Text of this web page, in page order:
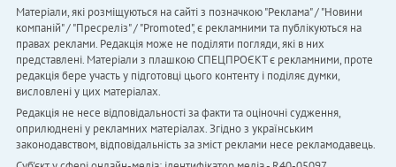
Матеріали, які розміщуються на сайті з позначкою "Реклама" / "Новини
компаній" / "Пресреліз" / "Promoted", є рекламними та публікуються на
правах реклами. Редакція може не поділяти погляди, які в них
представлені. Матеріали з плашкою СПЕЦПРОЄКТ є рекламними, проте
редакція бере участь у підготовці цього контенту і поділяє думки,
висловлені у цих матеріалах.
Редакція не несе відповідальності за факти та оціночні судження,
оприлюднені у рекламних матеріалах. Згідно з українським
законодавством, відповідальність за зміст реклами несе рекламодавець.